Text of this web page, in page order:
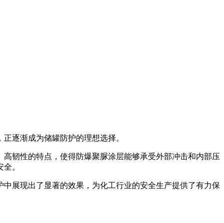
逐渐成为储罐防护的理想选择。
韧性的特点，使得防爆聚脲涂层能够承受外部冲击和内部压
。
中展现出了显著的效果，为化工行业的安全生产提供了有力保